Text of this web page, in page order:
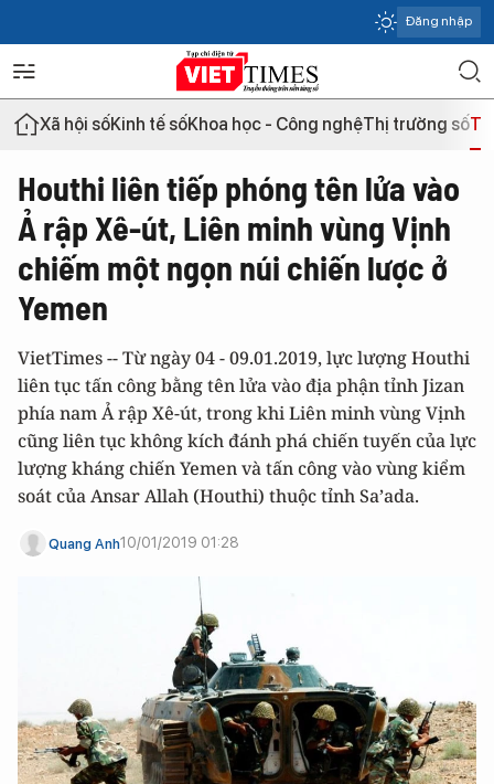
Đăng nhập
Xã hội sốKinh tế sốKhoa học - Công nghệThị trường số
Houthi liên tiếp phóng tên lửa vào
Ả rập Xê-út, Liên minh vùng Vịnh
chiếm một ngọn núi chiến lược ở
Yemen
VietTimes -- Từ ngày 04 - 09.01.2019, lực lượng Houthi
liên tục tấn công bằng tên lửa vào địa phận tỉnh Jizan
phía nam Ả rập Xê-út, trong khi Liên minh vùng Vịnh
cũng liên tục không kích đánh phá chiến tuyến của lực
lượng kháng chiến Yemen và tấn công vào vùng kiểm
soát của Ansar Allah (Houthi) thuộc tỉnh Sa’ada.
Quang Anh10/01/2019 01:28